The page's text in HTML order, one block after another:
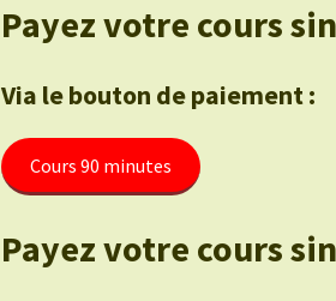
Payez votre cours
Via le bouton de paiement :
Cours 90 minutes
Payez votre cours